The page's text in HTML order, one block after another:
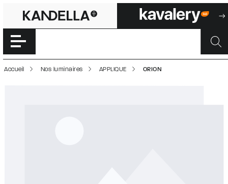
ORION |
Accéder directement au contenu de la page
Accueil Nos luminaires APPLIQUE ORION